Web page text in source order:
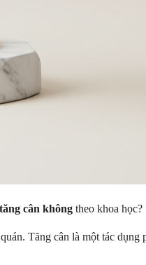
cân không theo khoa học?
Tăng cân là một tác